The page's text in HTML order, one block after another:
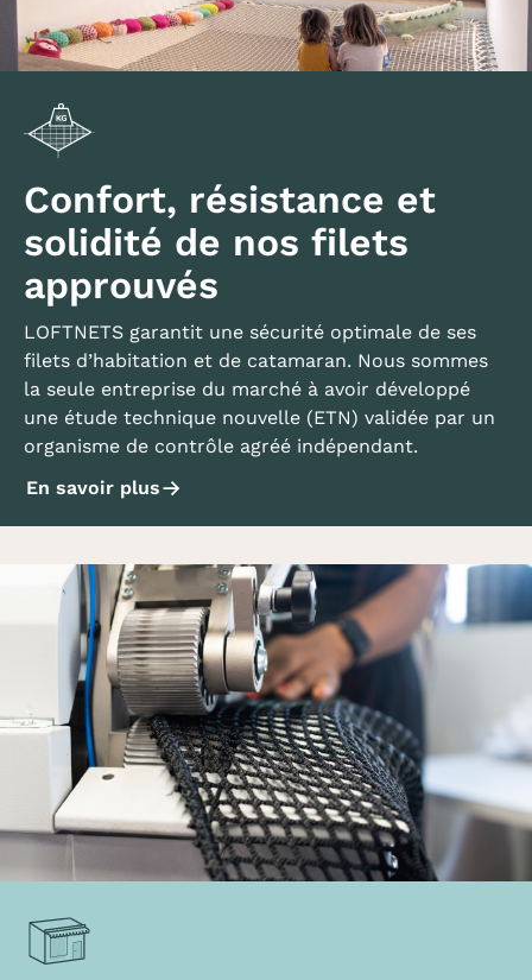
Confort, résistance et
solidité de nos filets
approuvés
LOFTNETS garantit une sécurité optimale de ses
filets d’habitation et de catamaran. Nous sommes
la seule entreprise du marché à avoir développé
une étude technique nouvelle (ETN) validée par un
organisme de contrôle agréé indépendant.
En savoir plus